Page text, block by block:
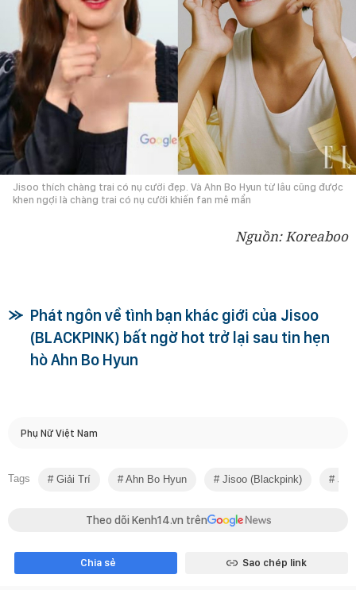
Jisoo thích chàng trai có nụ cười đẹp. Và Ahn Bo Hyun từ lâu cũng được
khen ngợi là chàng trai có nụ cười khiến fan mê mẩn
Nguồn: Koreaboo
Phát ngôn về tình bạn khác giới của Jisoo
(BLACKPINK) bất ngờ hot trở lại sau tin hẹn
hò Ahn Bo Hyun
Phụ Nữ Việt Nam
Tags Giải Trí Ahn Bo Hyun Jisoo (blackpink)
Theo dõi Kenh14.vn trên
Chia sẻ Sao chép link